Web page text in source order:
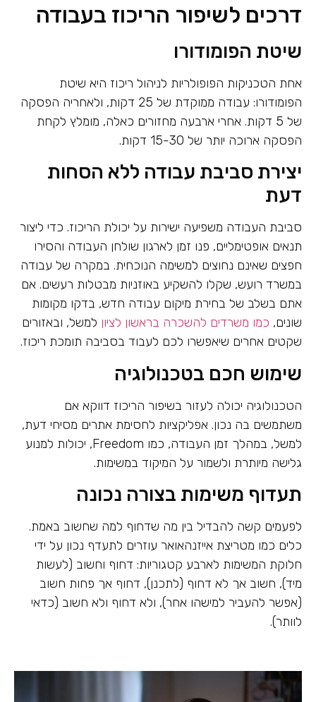
דרכים לשיפור הריכוז בעבודה
שיטת הפומודורו
אחת הטכניקות הפופולריות לניהול ריכוז היא שיטת
הפומודורו: עבודה ממוקדת של 25 דקות, ולאחריה הפסקה
של 5 דקות. אחרי ארבעה מחזורים כאלה, מומלץ לקחת
הפסקה ארוכה יותר של 15-30 דקות.
יצירת סביבת עבודה ללא הסחות
דעת
סביבת העבודה משפיעה ישירות על יכולת הריכוז. כדי ליצור
תנאים אופטימליים, פנו זמן לארגון שולחן העבודה והסירו
חפצים שאינם נחוצים למשימה הנוכחית. במקרה של עבודה
במשרד רועש, שקלו להשקיע באוזניות מבטלות רעשים. אם
אתם בשלב של בחירת מיקום עבודה חדש, בדקו מקומות
שונים, כמו משרדים להשכרה בראשון לציון למשל, ובאזורים
שקטים אחרים שיאפשרו לכם לעבוד בסביבה תומכת ריכוז.
שימוש חכם בטכנולוגיה
הטכנולוגיה יכולה לעזור בשיפור הריכוז דווקא אם
משתמשים בה נכון. אפליקציות לחסימת אתרים מסיחי דעת,
למשל, במהלך זמן העבודה, כמו Freedom, יכולות למנוע
גלישה מיותרת ולשמור על המיקוד במשימות.
תעדוף משימות בצורה נכונה
לפעמים קשה להבדיל בין מה שדחוף למה שחשוב באמת.
כלים כמו מטריצת אייזנהאואר עוזרים לתעדף נכון על ידי
חלוקת המשימות לארבע קטגוריות: דחוף וחשוב (לעשות
מיד), חשוב אך לא דחוף (לתכנן), דחוף אך פחות חשוב
(אפשר להעביר למישהו אחר), ולא דחוף ולא חשוב (כדאי
לוותר).